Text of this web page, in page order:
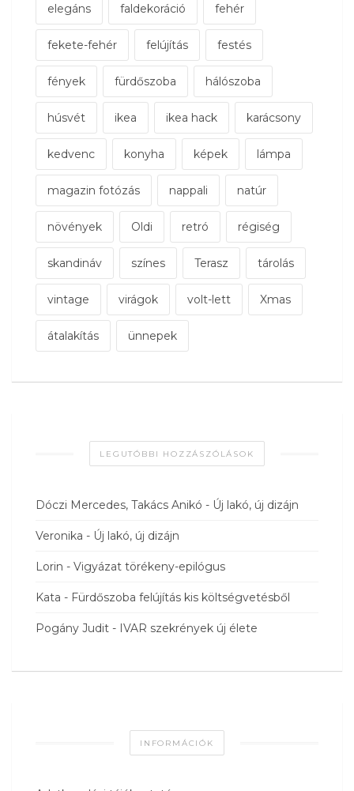
elegáns faldekoráció fehér
fekete-fehér felújítás festés
fények fürdőszoba hálószoba
húsvét ikea ikea hack karácsony
kedvenc konyha képek lámpa
magazin fotózás nappali natúr
növények Oldi retró régiség
skandináv színes Terasz tárolás
vintage virágok volt-lett Xmas
átalakítás ünnepek
LEGUTÓBBI HOZZÁSZÓLÁSOK
Dóczi Mercedes, Takács Anikó - Új lakó, új dizájn
Veronika - Új lakó, új dizájn
Lorin - Vigyázat törékeny-epilógus
Kata - Fürdőszoba felújítás kis költségvetésből
Pogány Judit - IVAR szekrények új élete
INFORMÁCIÓK